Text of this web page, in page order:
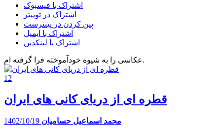
اشتراک با فیسبوک
اشتراک در توییتر
پین کردن در پینترست
اشتراک با ایمیل
اشتراک با لینکدین
عکاسی را به شیوه خودآموخته فرا گرفته ام.
12
قطره ای از دریای کانی های ایران
محمد اسماعیل حسامیان 1402/10/19